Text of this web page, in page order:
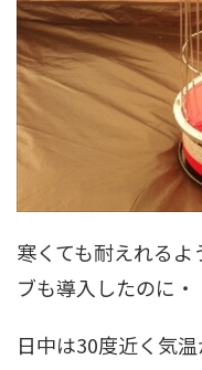
寒くても耐えれる
ブも導入したのに・
日中は30度近く気